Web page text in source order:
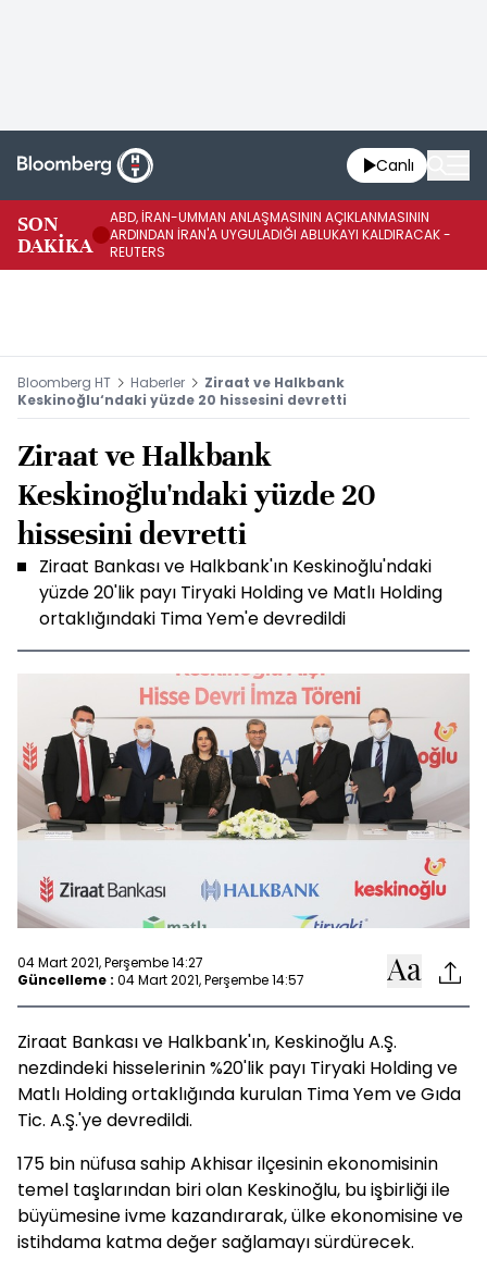
Canlı
SON
DAKİKA
ABD, İRAN-UMMAN ANLAŞMASININ AÇIKLANMASININ
ARDINDAN İRAN'A UYGULADIĞI ABLUKAYI KALDIRACAK -
REUTERS
Bloomberg HT Haberler
Ziraat ve Halkbank
Keskinoğlu‘ndaki yüzde 20 hissesini devretti
Ziraat ve Halkbank
Keskinoğlu'ndaki yüzde 20
hissesini devretti
Ziraat Bankası ve Halkbank'ın Keskinoğlu'ndaki
yüzde 20'lik payı Tiryaki Holding ve Matlı Holding
ortaklığındaki Tima Yem'e devredildi
04 Mart 2021, Perşembe 14:27
Güncelleme : 04 Mart 2021, Perşembe 14:57
Ziraat Bankası ve Halkbank'ın, Keskinoğlu A.Ş.
nezdindeki hisselerinin %20'lik payı Tiryaki Holding ve
Matlı Holding ortaklığında kurulan Tima Yem ve Gıda
Tic. A.Ş.'ye devredildi.
175 bin nüfusa sahip Akhisar ilçesinin ekonomisinin
temel taşlarından biri olan Keskinoğlu, bu işbirliği ile
büyümesine ivme kazandırarak, ülke ekonomisine ve
istihdama katma değer sağlamayı sürdürecek.